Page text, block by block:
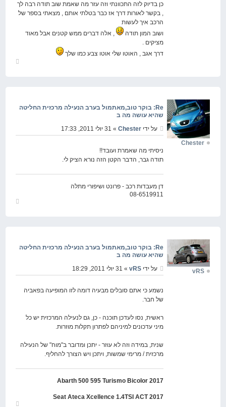
כן בדיוק לזה התכוונתי וזה עזר מה שאמת שוב תודה רבה לך
, בקשר לאורות דרך אז כבר בטלתי אותם , מצאתי בספר של
הרכב איך לעשות
ושוב המון תודה
, אלה דברים ממש קטנים אבל מאוד
מציקים .
דרך אגב , האוטו שלי אוטו צבע כמו שלך
Re: בוקר טוב,מאתמול בערב הנעילה מרכזית החליטה
שהיא עושה מה ב
על ידי Chester» 31 יולי 2011, 17:33
ניסיתי מה שאמרת ועובד!!
תודה גבר, הדבר הקטן הזה נורא הציק לי.
דן מעבדות רכב - פרונט ושיפורי מתלה
08-6519911
Chester
Re: בוקר טוב,מאתמול בערב הנעילה מרכזית החליטה
שהיא עושה מה ב
על ידי vRS» 31 יולי 2011, 18:29
נשמע כי אתם סובלים מבעיה דומה לזו המופיעה בפאביה
של חבר.
ראשית, נסו לעדכן תוכנה - כן, גם לנעילה המרכזית יש כל
מיני עדכונים למיניהם לפתרון תקלות מוזרות.
שנית, במידה וזה לא עוזר - יתכן ומדובר ב"מוח" של הנעילה
מרכזית / מרימי שמשות, ויתכן ויש הצורך להחליף.
Abarth 500 595 Turismo Bicolor 2017
Seat Ateca Xcellence 1.4TSI ACT 2017
vRS